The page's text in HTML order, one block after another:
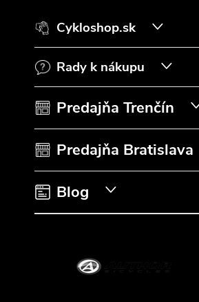
Cykloshop.sk
Rady k nákupu
Predajňa Trenčín
Predajňa Bratislava
Blog